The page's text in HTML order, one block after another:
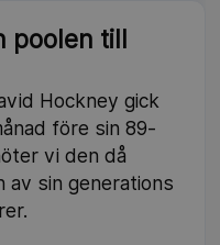
poolen till
Hockney gick
före sin 89-
vi den då
av sin generations